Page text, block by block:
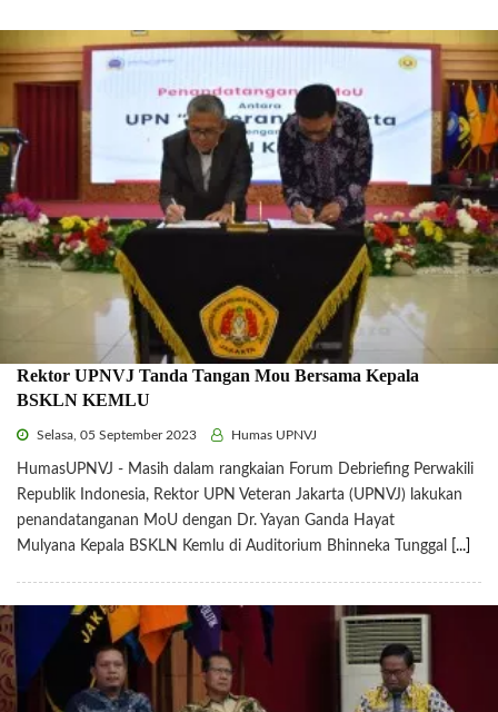
Rektor UPNVJ Tanda Tangan Mou Bersama Kepala
BSKLN KEMLU
Selasa, 05 September 2023 Humas UPNVJ
HumasUPNVJ - Masih dalam rangkaian Forum Debriefing Perwakili
Republik Indonesia, Rektor UPN Veteran Jakarta (UPNVJ) lakukan
penandatanganan MoU dengan Dr. Yayan Ganda Hayat
Mulyana Kepala BSKLN Kemlu di Auditorium Bhinneka Tunggal
[...]